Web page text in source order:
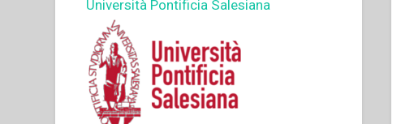
Università Pontificia Salesiana